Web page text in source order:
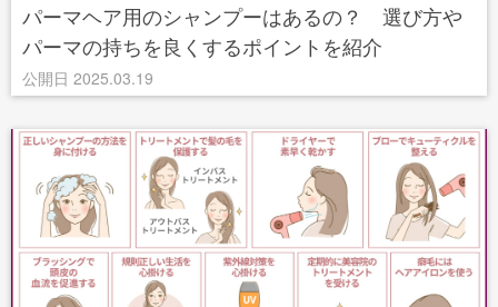
パーマヘア用のシャンプーはあるの？ 選び方や
パーマの持ちを良くするポイントを紹介
公開日 2025.03.19